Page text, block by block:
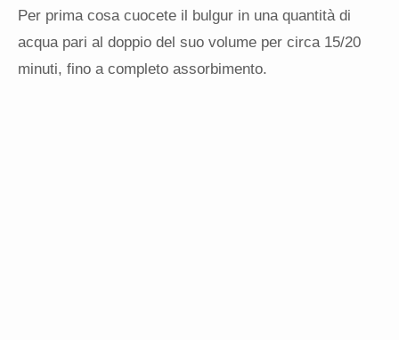
Per prima cosa cuocete il bulgur in una quantità di
acqua pari al doppio del suo volume per circa 15/20
minuti, fino a completo assorbimento.